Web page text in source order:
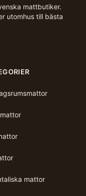
mattbutiker.
utomhus till bästa
mattor